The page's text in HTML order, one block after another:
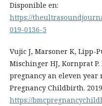
Disponible en:
https://
019-0136-5
Vujic J, Marsoner K, Lipp-
Mischinger HJ, Kornprat
pregnancy an eleven year
Pregnancy Childbirth.
https://